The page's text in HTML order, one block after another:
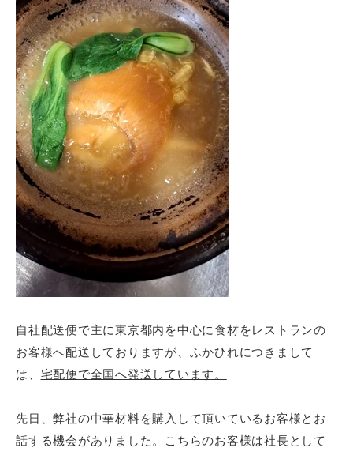
自社配送便で主に東京都内を中心に食材をレストランの
お客様へ配送しておりますが、ふかひれにつきまして
は、 宅配便で全国へ発送しています。
先日、弊社の中華材料を購入して頂いているお客様とお
話する機会がありました。こちらのお客様は社長として